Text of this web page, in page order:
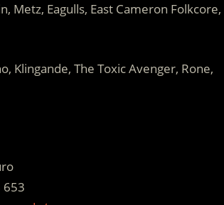
Metz, Eagulls, East Cameron Folkcore,
Klingande, The Toxic Avenger, Rone,
653